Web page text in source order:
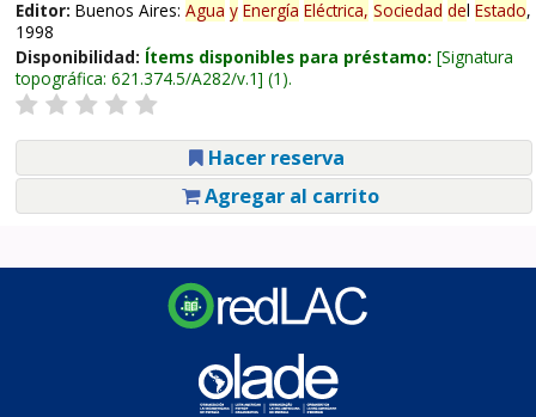
Editor: Buenos Aires: Agua y Energía Eléctrica, Sociedad del Estado,
1998
Disponibilidad: Ítems disponibles para préstamo: Signatura
topográfica: 621.374.5/A282/v.1 (1).
Hacer reserva
Agregar al carrito